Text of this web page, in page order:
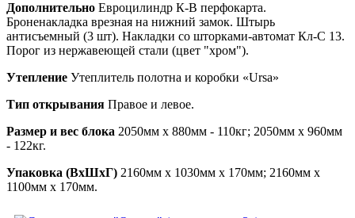
Дополнительно Евроцилиндр К-В перфокарта.
Броненакладка врезная на нижний замок. Штырь
антисъемный (3 шт). Накладки со шторками-автомат Кл-С 13.
Порог из нержавеющей стали (цвет "хром").
Утепление Утеплитель полотна и коробки «Ursa»
Тип открывания Правое и левое.
Размер и вес блока 2050мм х 880мм - 110кг; 2050мм х 960мм
- 122кг.
Упаковка (ВхШхГ) 2160мм х 1030мм х 170мм; 2160мм х
1100мм х 170мм.